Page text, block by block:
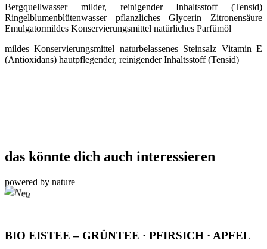
Bergquellwasser milder, reinigender Inhaltsstoff (Tensid)
Ringelblumenblütenwasser pflanzliches Glycerin Zitronensäure
Emulgatormildes Konservierungsmittel natürliches Parfümöl
mildes Konservierungsmittel naturbelassenes Steinsalz Vitamin E
(Antioxidans) hautpflegender, reinigender Inhaltsstoff (Tensid)
das könnte dich auch interessieren
powered by nature
BIO EISTEE – GRÜNTEE · PFIRSICH · APFEL